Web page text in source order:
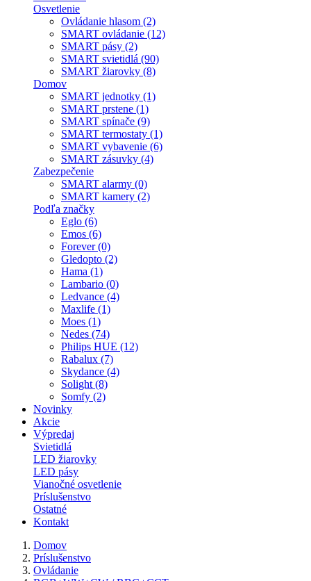
Osvetlenie
Ovládanie hlasom (2)
SMART ovládanie (12)
SMART pásy (2)
SMART svietidlá (90)
SMART žiarovky (8)
Domov
SMART jednotky (1)
SMART prstene (1)
SMART spínače (9)
SMART termostaty (1)
SMART vybavenie (6)
SMART zásuvky (4)
Zabezpečenie
SMART alarmy (0)
SMART kamery (2)
Podľa značky
Eglo (6)
Emos (6)
Forever (0)
Gledopto (2)
Hama (1)
Lambario (0)
Ledvance (4)
Maxlife (1)
Moes (1)
Nedes (74)
Philips HUE (12)
Rabalux (7)
Skydance (4)
Solight (8)
Somfy (2)
Novinky
Akcie
Výpredaj
Svietidlá
LED žiarovky
LED pásy
Vianočné osvetlenie
Príslušenstvo
Ostatné
Kontakt
Domov
Príslušenstvo
Ovládanie